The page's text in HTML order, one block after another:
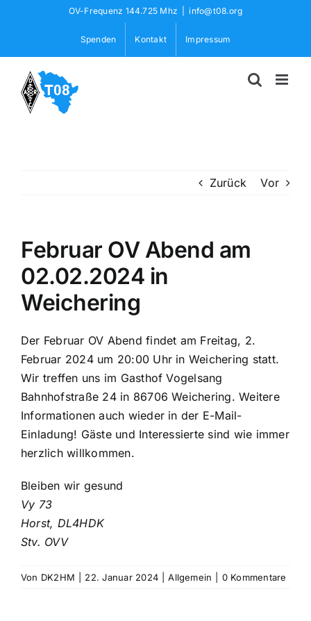
OV-Frequenz 144.725 Mhz info@t08.org
Spenden Kontakt Impressum
Zurück Vor
Februar OV Abend am
02.02.2024 in
Weichering
Der Februar OV Abend findet am Freitag, 2.
Februar 2024 um 20:00 Uhr in Weichering statt.
Wir treffen uns im Gasthof Vogelsang
Bahnhofstraße 24 in 86706 Weichering. Weitere
Informationen auch wieder in der E-Mail-
Einladung! Gäste und Interessierte sind wie immer
herzlich willkommen.
Bleiben wir gesund
Vy 73
Horst, DL4HDK
Stv. OVV
Von DK2HM 22. Januar 2024 Allgemein 0 Kommentare